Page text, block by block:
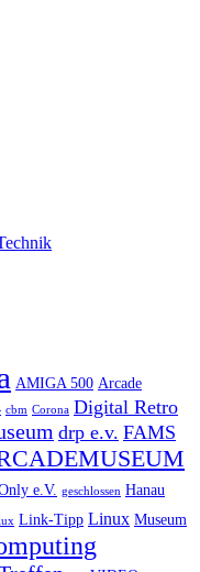
AMIGA 500 Arcade
cbm Corona Digital Retro
drp e.v. FAMS
e.V. geschlossen Hanau
Link-Tipp Linux Museum